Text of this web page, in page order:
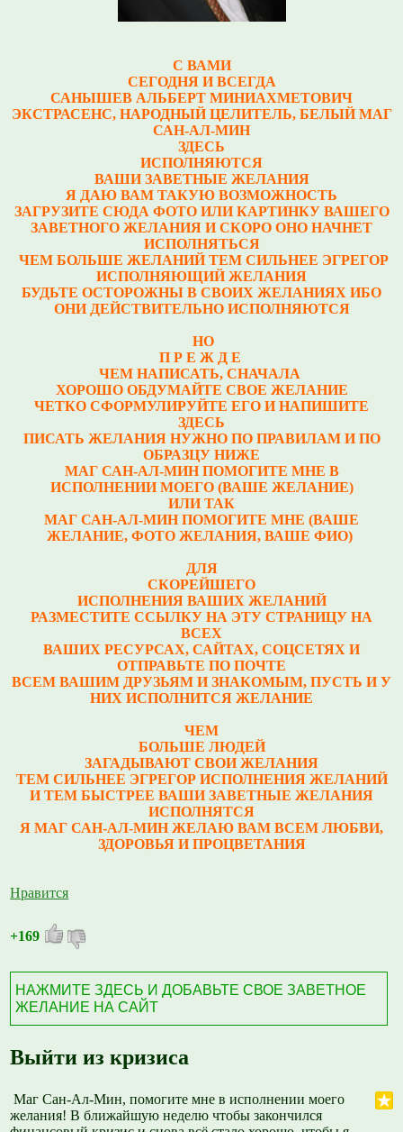
С ВАМИ
СЕГОДНЯ И ВСЕГДА
САНЫШЕВ АЛЬБЕРТ МИНИАХМЕТОВИЧ
ЭКСТРАСЕНС, НАРОДНЫЙ ЦЕЛИТЕЛЬ, БЕЛЫЙ МАГ
САН-АЛ-МИН
ЗДЕСЬ
ИСПОЛНЯЮТСЯ
ВАШИ ЗАВЕТНЫЕ ЖЕЛАНИЯ
Я ДАЮ ВАМ ТАКУЮ ВОЗМОЖНОСТЬ
ЗАГРУЗИТЕ СЮДА ФОТО ИЛИ КАРТИНКУ ВАШЕГО
ЗАВЕТНОГО ЖЕЛАНИЯ И СКОРО ОНО НАЧНЕТ
ИСПОЛНЯТЬСЯ
ЧЕМ БОЛЬШЕ ЖЕЛАНИЙ ТЕМ СИЛЬНЕЕ ЭГРЕГОР
ИСПОЛНЯЮЩИЙ ЖЕЛАНИЯ
БУДЬТЕ ОСТОРОЖНЫ В СВОИХ ЖЕЛАНИЯХ ИБО
ОНИ ДЕЙСТВИТЕЛЬНО ИСПОЛНЯЮТСЯ
НО
П Р Е Ж Д Е
ЧЕМ НАПИСАТЬ, СНАЧАЛА
ХОРОШО ОБДУМАЙТЕ СВОЕ ЖЕЛАНИЕ
ЧЕТКО СФОРМУЛИРУЙТЕ ЕГО И НАПИШИТЕ
ЗДЕСЬ
ПИСАТЬ ЖЕЛАНИЯ НУЖНО ПО ПРАВИЛАМ И ПО
ОБРАЗЦУ НИЖЕ
МАГ САН-АЛ-МИН ПОМОГИТЕ МНЕ В
ИСПОЛНЕНИИ МОЕГО (ВАШЕ ЖЕЛАНИЕ)
ИЛИ ТАК
МАГ САН-АЛ-МИН ПОМОГИТЕ МНЕ (ВАШЕ
ЖЕЛАНИЕ, ФОТО ЖЕЛАНИЯ, ВАШЕ ФИО)
ДЛЯ
СКОРЕЙШЕГО
ИСПОЛНЕНИЯ ВАШИХ ЖЕЛАНИЙ
РАЗМЕСТИТЕ ССЫЛКУ НА ЭТУ СТРАНИЦУ НА
ВСЕХ
ВАШИХ РЕСУРСАХ, САЙТАХ, СОЦСЕТЯХ И
ОТПРАВЬТЕ ПО ПОЧТЕ
ВСЕМ ВАШИМ ДРУЗЬЯМ И ЗНАКОМЫМ, ПУСТЬ И У
НИХ ИСПОЛНИТСЯ ЖЕЛАНИЕ
ЧЕМ
БОЛЬШЕ ЛЮДЕЙ
ЗАГАДЫВАЮТ СВОИ ЖЕЛАНИЯ
ТЕМ СИЛЬНЕЕ ЭГРЕГОР ИСПОЛНЕНИЯ ЖЕЛАНИЙ
И ТЕМ БЫСТРЕЕ ВАШИ ЗАВЕТНЫЕ ЖЕЛАНИЯ
ИСПОЛНЯТСЯ
Я МАГ САН-АЛ-МИН ЖЕЛАЮ ВАМ ВСЕМ ЛЮБВИ,
ЗДОРОВЬЯ И ПРОЦВЕТАНИЯ
Нравится
+169
НАЖМИТЕ ЗДЕСЬ И ДОБАВЬТЕ СВОЕ ЗАВЕТНОЕ
ЖЕЛАНИЕ НА САЙТ
Выйти из кризиса
Маг Сан-Ал-Мин, помогите мне в исполнении моего
желания! В ближайшую неделю чтобы закончился